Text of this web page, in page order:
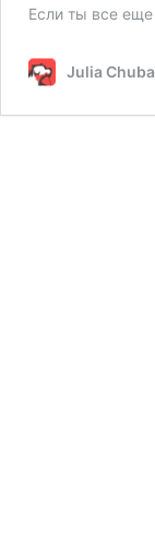
Если ты все
Julia